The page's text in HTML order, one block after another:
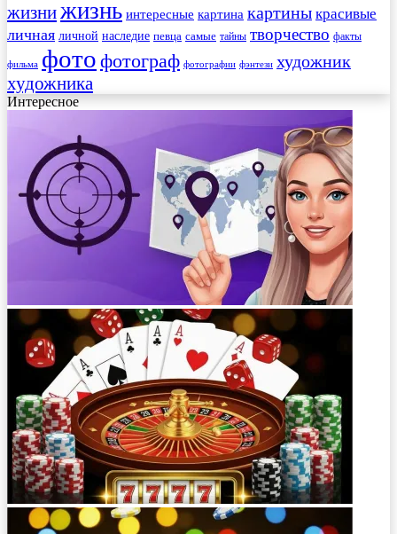
жизнижизнь интересные картина картины красивые
личная личной наследие певца самые тайны творчество факты
фильма фото фотограф фотографии фэнтези художник
художника
Интересное